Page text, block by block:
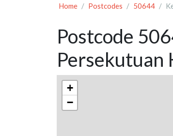
Home Postcodes 50644
Postcode
Persekutuan
+
−